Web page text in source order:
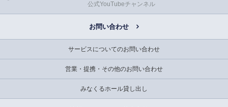
公式YouTubeチャンネル
お問い合わせ
サービスについてのお問い合わせ
営業・提携・その他のお問い合わせ
みなくるホール貸し出し